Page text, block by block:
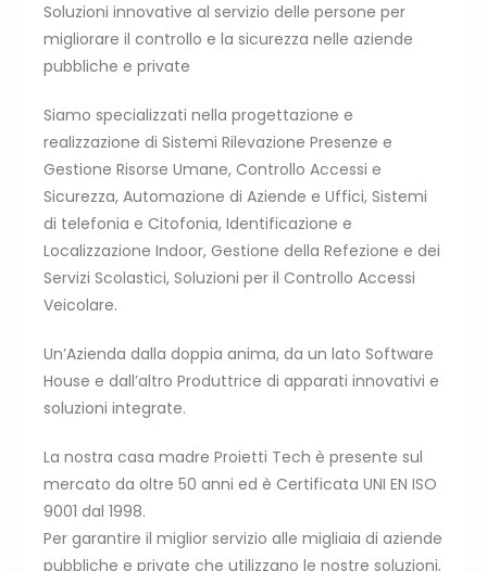
Soluzioni innovative al servizio delle persone per
migliorare il controllo e la sicurezza nelle aziende
pubbliche e private
Siamo specializzati nella progettazione e
realizzazione di Sistemi Rilevazione Presenze e
Gestione Risorse Umane, Controllo Accessi e
Sicurezza, Automazione di Aziende e Uffici, Sistemi
di telefonia e Citofonia, Identificazione e
Localizzazione Indoor, Gestione della Refezione e dei
Servizi Scolastici, Soluzioni per il Controllo Accessi
Veicolare.
Un’Azienda dalla doppia anima, da un lato Software
House e dall’altro Produttrice di apparati innovativi e
soluzioni integrate.
La nostra casa madre Proietti Tech è presente sul
mercato da oltre 50 anni ed è Certificata UNI EN ISO
9001 dal 1998.
Per garantire il miglior servizio alle migliaia di aziende
pubbliche e private che utilizzano le nostre soluzioni,